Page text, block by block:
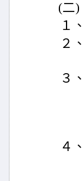
(二)
１、
２、
３、
４、